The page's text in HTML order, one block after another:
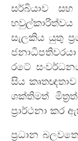
සර්බියාව
සැලකිය යුතු
රටේ
සිය
ශක්තිමත්
ප්‍රාර්ථනා කර
ප්‍රධාන